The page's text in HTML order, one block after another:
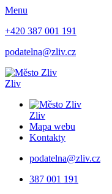
Menu
+420 387 001 191
podatelna@zliv.cz
Zliv
Zliv
Mapa webu
Kontakty
podatelna@zliv.cz
387 001 191